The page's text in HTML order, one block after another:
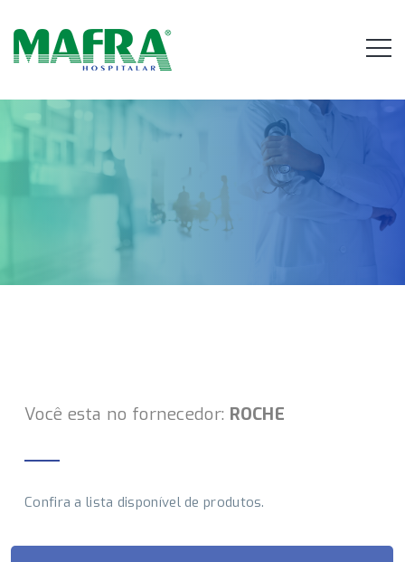
Você esta no fornecedor: ROCHE
Confira a lista disponível de produtos.